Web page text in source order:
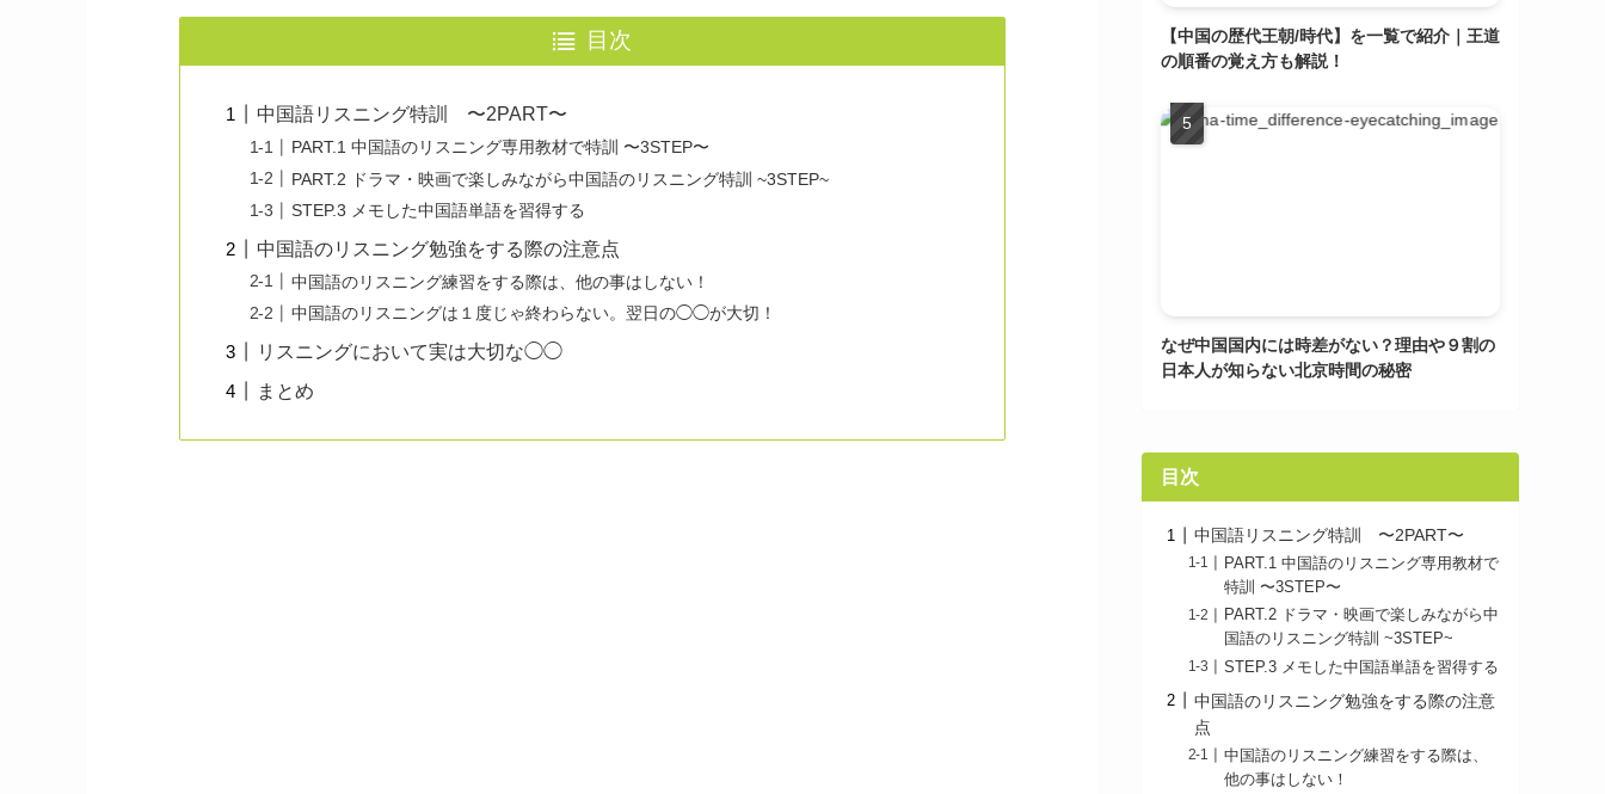
目次
中国語リスニング特訓 〜2PART〜
PART.1 中国語のリスニング専用教材で特訓 〜3STEP〜
PART.2 ドラマ・映画で楽しみながら中国語のリスニング特訓 ~3STEP~
STEP.3 メモした中国語単語を習得する
中国語のリスニング勉強をする際の注意点
中国語のリスニング練習をする際は、他の事はしない！
中国語のリスニングは１度じゃ終わらない。翌日の◯◯が大切！
リスニングにおいて実は大切な◯◯
まとめ
【中国の歴代王朝/時代】を一覧で紹介｜王道
の順番の覚え方も解説！
なぜ中国国内には時差がない？理由や９割の
日本人が知らない北京時間の秘密
目次
中国語リスニング特訓 〜2PART〜
PART.1 中国語のリスニング専用教材で
特訓 〜3STEP〜
PART.2 ドラマ・映画で楽しみながら中
国語のリスニング特訓 ~3STEP~
STEP.3 メモした中国語単語を習得する
中国語のリスニング勉強をする際の注意
点
中国語のリスニング練習をする際は、
他の事はしない！